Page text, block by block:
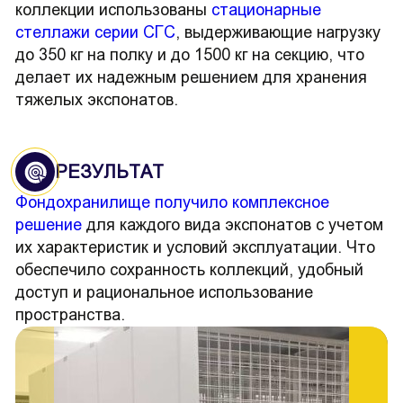
коллекции использованы стационарные
стеллажи серии СГС, выдерживающие нагрузку
до 350 кг на полку и до 1500 кг на секцию, что
делает их надежным решением для хранения
тяжелых экспонатов.
РЕЗУЛЬТАТ
Фондохранилище получило комплексное
решение для каждого вида экспонатов с учетом
их характеристик и условий эксплуатации. Что
обеспечило сохранность коллекций, удобный
доступ и рациональное использование
пространства.